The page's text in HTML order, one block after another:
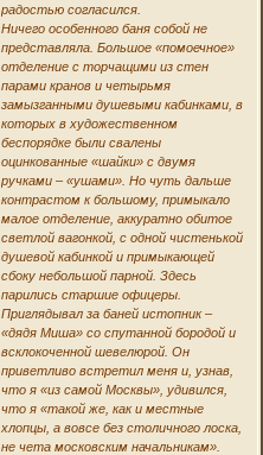
радостью согласился.
Ничего особенного баня собой не
представляла. Большое «помоечное»
отделение с торчащими из стен
парами кранов и четырьмя
замызганными душевыми кабинками, в
которых в художественном
беспорядке были свалены
оцинкованные «шайки» с двумя
ручками – «ушами». Но чуть дальше
контрастом к большому, примыкало
малое отделение, аккуратно обитое
светлой вагонкой, с одной чистенькой
душевой кабинкой и примыкающей
сбоку небольшой парной. Здесь
парились старшие офицеры.
Приглядывал за баней истопник –
«дядя Миша» со спутанной бородой и
всклокоченной шевелюрой. Он
приветливо встретил меня и, узнав,
что я «из самой Москвы», удивился,
что я «такой же, как и местные
хлопцы, а вовсе без столичного лоска,
не чета московским начальникам».